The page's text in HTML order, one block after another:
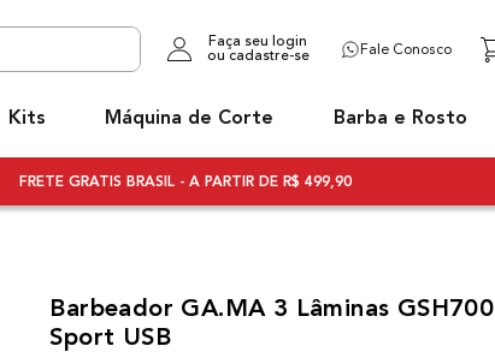
Faça seu login
ou cadastre-se
Fale Conosco
Kits Máquina de Corte Barba e Rosto
FRETE GRATIS BRASIL - A PARTIR DE R$ 499,90
Barbeador GA.MA 3 Lâminas GSH700
Sport USB